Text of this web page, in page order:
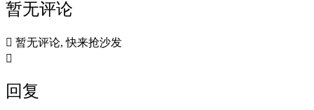
暂无评论
 暂无评论, 快来抢沙发

回复